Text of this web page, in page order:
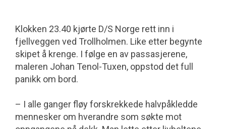
Klokken 23.40 kjørte D/S Norge rett inn i
fjellveggen ved Trollholmen. Like etter begynte
skipet å krenge. I følge en av passasjerene,
maleren Johan Tenol-Tuxen, oppstod det full
panikk om bord.
– I alle ganger fløy forskrekkede halvpåkledde
mennesker om hverandre som søkte mot